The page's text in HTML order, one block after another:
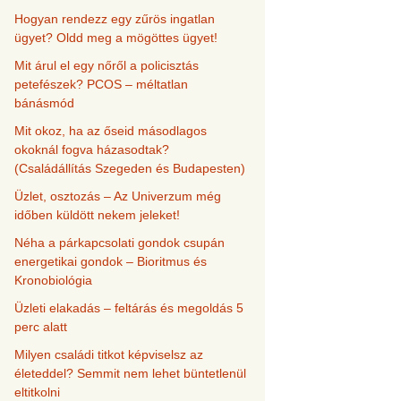
Hogyan rendezz egy zűrös ingatlan
ügyet? Oldd meg a mögöttes ügyet!
Mit árul el egy nőről a policisztás
petefészek? PCOS – méltatlan
bánásmód
Mit okoz, ha az őseid másodlagos
okoknál fogva házasodtak?
(Családállítás Szegeden és Budapesten)
Üzlet, osztozás – Az Univerzum még
időben küldött nekem jeleket!
Néha a párkapcsolati gondok csupán
energetikai gondok – Bioritmus és
Kronobiológia
Üzleti elakadás – feltárás és megoldás 5
perc alatt
Milyen családi titkot képviselsz az
életeddel? Semmit nem lehet büntetlenül
eltitkolni